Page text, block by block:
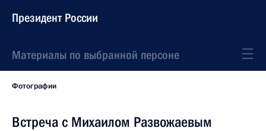
Президент России
Материалы по выбранной персоне
Фотографии
Встреча с Михаилом Развожаевым